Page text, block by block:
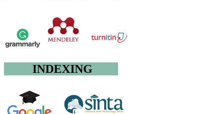
INDEXING